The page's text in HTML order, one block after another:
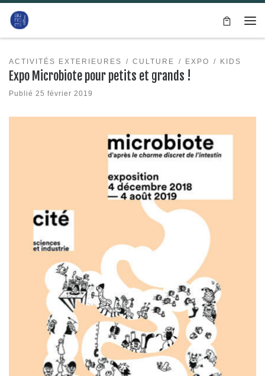
Passer au contenu
ACTIVITÉS EXTERIEURES CULTURE EXPO KIDS
Expo Microbiote pour petits et grands !
Publié 25 février 2019